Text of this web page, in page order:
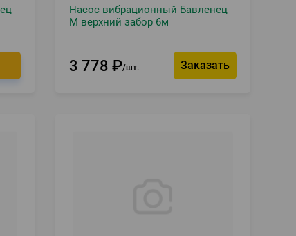
Насос вибрационный Бавленец
М верхний забор 6м
3 778 ₽ шт. Заказать